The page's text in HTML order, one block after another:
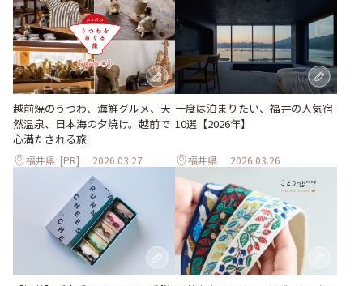
越前焼のうつわ、海鮮グルメ、天
然温泉、日本海の夕焼け。越前で
心満たされる旅
福井県 [PR] 2026.03.27
一度は泊まりたい、福井の人気宿
10選【2026年】
福井県 2026.03.26